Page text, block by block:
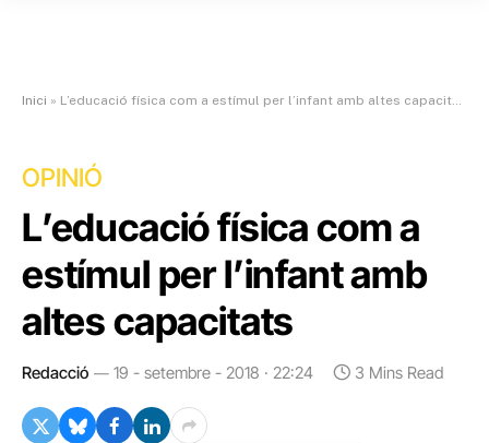
Inici » L’educació física com a estímul per l’infant amb altes capacitats
OPINIÓ
L’educació física com a
estímul per l’infant amb
altes capacitats
Redacció 19 - setembre - 2018 · 22:24 3 Mins Read